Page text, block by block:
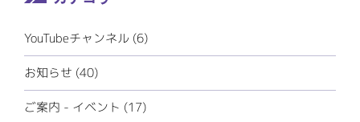
YouTubeチャンネル (6)
お知らせ (40)
ご案内 - イベント (17)